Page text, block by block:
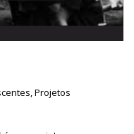
,Projetos